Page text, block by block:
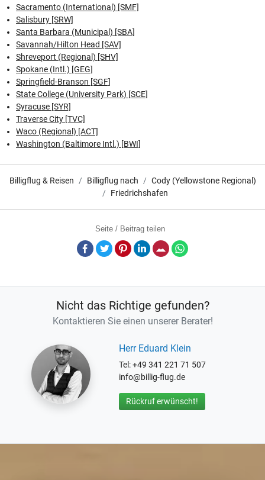
Sacramento (International) [SMF]
Salisbury [SRW]
Santa Barbara (Municipal) [SBA]
Savannah/Hilton Head [SAV]
Shreveport (Regional) [SHV]
Spokane (Intl.) [GEG]
Springfield-Branson [SGF]
State College (University Park) [SCE]
Syracuse [SYR]
Traverse City [TVC]
Waco (Regional) [ACT]
Washington (Baltimore Intl.) [BWI]
Billigflug & Reisen Billigflug nach
Cody (Yellowstone Regional)
Friedrichshafen
Seite / Beitrag teilen
Facebook
TwitterPinterestLinkedInE-Mail
Nicht das Richtige gefunden?
Kontaktieren Sie einen unserer Berater!
Herr Eduard Klein
Tel: +49 341 221 71 507
info@billig-flug.de
Rückruf erwünscht!